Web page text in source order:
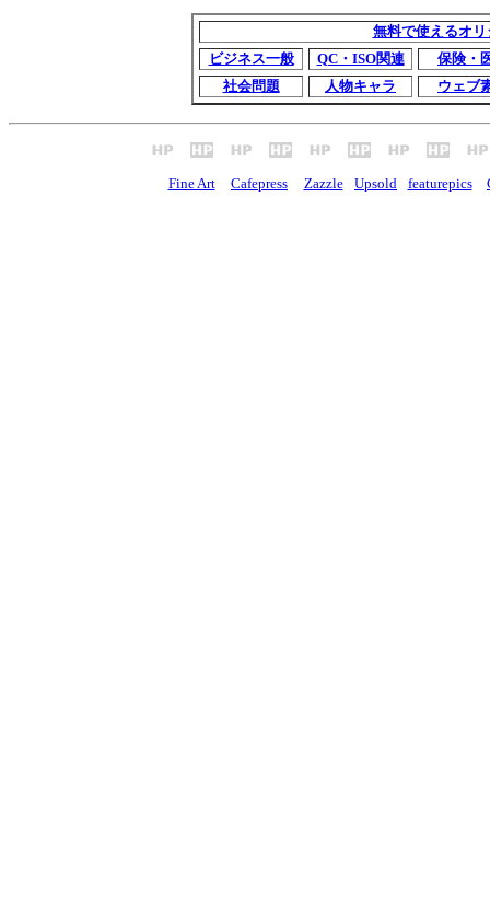
無料で使えるオ
ビジネス一般
QC・ISO関連
保険・
社会問題
人物キャラ ウェブ
Fine Art Cafepress Zazzle Upsold featurepics